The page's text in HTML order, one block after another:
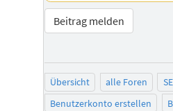
Beitrag melden
Übersicht alle Foren
Benutzerkonto erstellen